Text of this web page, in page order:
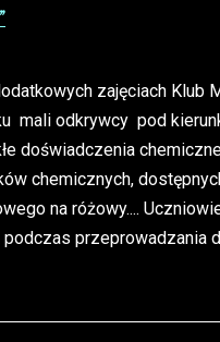
zajęciach Klub
mali odkrywcy pod
doświadczenia
chemicznych,
na różowy....
przeprowadzania